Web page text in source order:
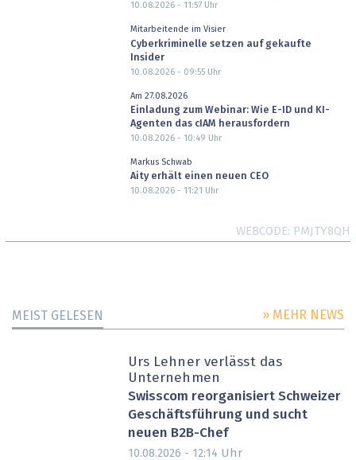
10.08.2026 - 11:57Uhr
Mitarbeitende im Visier
Cyberkriminelle setzen auf gekaufte
Insider
10.08.2026 - 09:55Uhr
Am 27.08.2026
Einladung zum Webinar: Wie E-ID und KI-
Agenten das cIAM herausfordern
10.08.2026 - 10:49 Uhr
Markus Schwab
Aity erhält einen neuen CEO
10.08.2026 - 11:21 Uhr
WEBCODE PMJTY8QH
MEIST GELESEN » MEHR NEWS
Urs Lehner verlässt das
Unternehmen
Swisscom reorganisiert Schweizer
Geschäftsführung und sucht
neuen B2B-Chef
10.08.2026 - 12:14 Uhr